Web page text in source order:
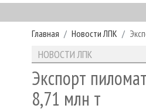
Главная Новости ЛПК
НОВОСТИ ЛПК
Экспорт
8,71 млн т